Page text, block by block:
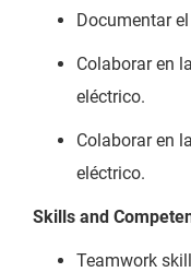
Documentar
Colaborar en
eléctrico.
Colaborar en
eléctrico.
Skills and
Teamwork